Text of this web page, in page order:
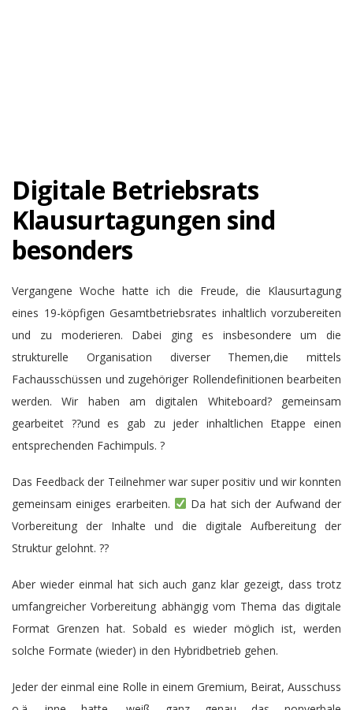
Digitale Betriebsrats
Klausurtagungen sind
besonders
Vergangene Woche hatte ich die Freude, die Klausurtagung
eines 19-köpfigen Gesamtbetriebsrates inhaltlich vorzubereiten
und zu moderieren. Dabei ging es insbesondere um die
strukturelle Organisation diverser Themen,die mittels
Fachausschüssen und zugehöriger Rollendefinitionen bearbeiten
werden. Wir haben am digitalen Whiteboard? gemeinsam
gearbeitet ??und es gab zu jeder inhaltlichen Etappe einen
entsprechenden Fachimpuls. ?
Das Feedback der Teilnehmer war super positiv und wir konnten
gemeinsam einiges erarbeiten.
Da hat sich der Aufwand der
Vorbereitung der Inhalte und die digitale Aufbereitung der
Struktur gelohnt. ??
Aber wieder einmal hat sich auch ganz klar gezeigt, dass trotz
umfangreicher Vorbereitung abhängig vom Thema das digitale
Format Grenzen hat. Sobald es wieder möglich ist, werden
solche Formate (wieder) in den Hybridbetrieb gehen.
Jeder der einmal eine Rolle in einem Gremium, Beirat, Ausschuss